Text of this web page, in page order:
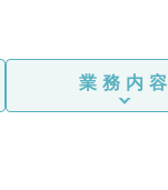
業務内容